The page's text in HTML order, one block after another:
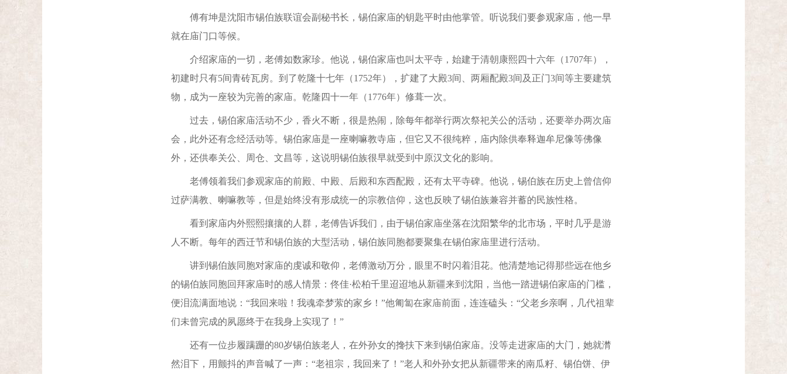
傅有坤是沈阳市锡伯族联谊会副秘书长，锡伯家庙的钥匙平时由他掌管。听说我们要参观家庙，他一早
就在庙门口等候。
介绍家庙的一切，老傅如数家珍。他说，锡伯家庙也叫太平寺，始建于清朝康熙四十六年（1707年），
初建时只有5间青砖瓦房。到了乾隆十七年（1752年），扩建了大殿3间、两厢配殿3间及正门3间等主要建筑
物，成为一座较为完善的家庙。乾隆四十一年（1776年）修葺一次。
过去，锡伯家庙活动不少，香火不断，很是热闹，除每年都举行两次祭祀关公的活动，还要举办两次庙
会，此外还有念经活动等。锡伯家庙是一座喇嘛教寺庙，但它又不很纯粹，庙内除供奉释迦牟尼像等佛像
外，还供奉关公、周仓、文昌等，这说明锡伯族很早就受到中原汉文化的影响。
老傅领着我们参观家庙的前殿、中殿、后殿和东西配殿，还有太平寺碑。他说，锡伯族在历史上曾信仰
过萨满教、喇嘛教等，但是始终没有形成统一的宗教信仰，这也反映了锡伯族兼容并蓄的民族性格。
看到家庙内外熙熙攘攘的人群，老傅告诉我们，由于锡伯家庙坐落在沈阳繁华的北市场，平时几乎是游
人不断。每年的西迁节和锡伯族的大型活动，锡伯族同胞都要聚集在锡伯家庙里进行活动。
讲到锡伯族同胞对家庙的虔诚和敬仰，老傅激动万分，眼里不时闪着泪花。他清楚地记得那些远在他乡
的锡伯族同胞回拜家庙时的感人情景：佟佳·松柏千里迢迢地从新疆来到沈阳，当他一踏进锡伯家庙的门槛，
便泪流满面地说：“我回来啦！我魂牵梦萦的家乡！”他匍匐在家庙前面，连连磕头：“父老乡亲啊，几代祖辈
们未曾完成的夙愿终于在我身上实现了！”
还有一位步履蹒跚的80岁锡伯族老人，在外孙女的搀扶下来到锡伯家庙。没等走进家庙的大门，她就潸
然泪下，用颤抖的声音喊了一声：“老祖宗，我回来了！”老人和外孙女把从新疆带来的南瓜籽、锡伯饼、伊